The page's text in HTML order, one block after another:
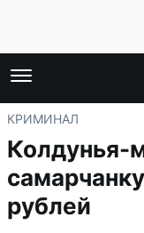
КРИМИНАЛ
Колдунья-
рублей